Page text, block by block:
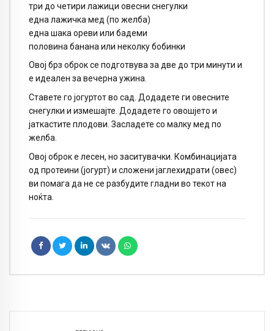
три до четири лажици овесни снегулки
една лажичка мед (по желба)
една шака ореви или бадеми
половина банана или неколку бобинки
Овој брз оброк се подготвува за две до три минути и
е идеален за вечерна ужина.
Ставете го јогуртот во сад. Додадете ги овесните
снегулки и измешајте. Додадете го овошјето и
јаткастите плодови. Засладете со малку мед по
желба.
Овој оброк е лесен, но заситувачки. Комбинацијата
од протеини (јогурт) и сложени јаглехидрати (овес)
ви помага да не се разбудите гладни во текот на
ноќта.